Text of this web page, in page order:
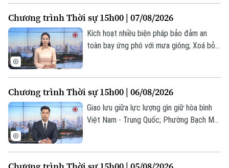
trong chương trình hôm nay.
Chương trình Thời sự 15h00 | 07/08/2026
Kích hoạt nhiều biện pháp bảo đảm an
toàn bay ứng phó với mưa giông; Xoá bỏ
ý trong chương trình hôm nay.
Chương trình Thời sự 15h00 | 06/08/2026
Giao lưu giữa lực lượng gìn giữ hòa bình
Việt Nam - Trung Quốc; Phường Bạch Mai